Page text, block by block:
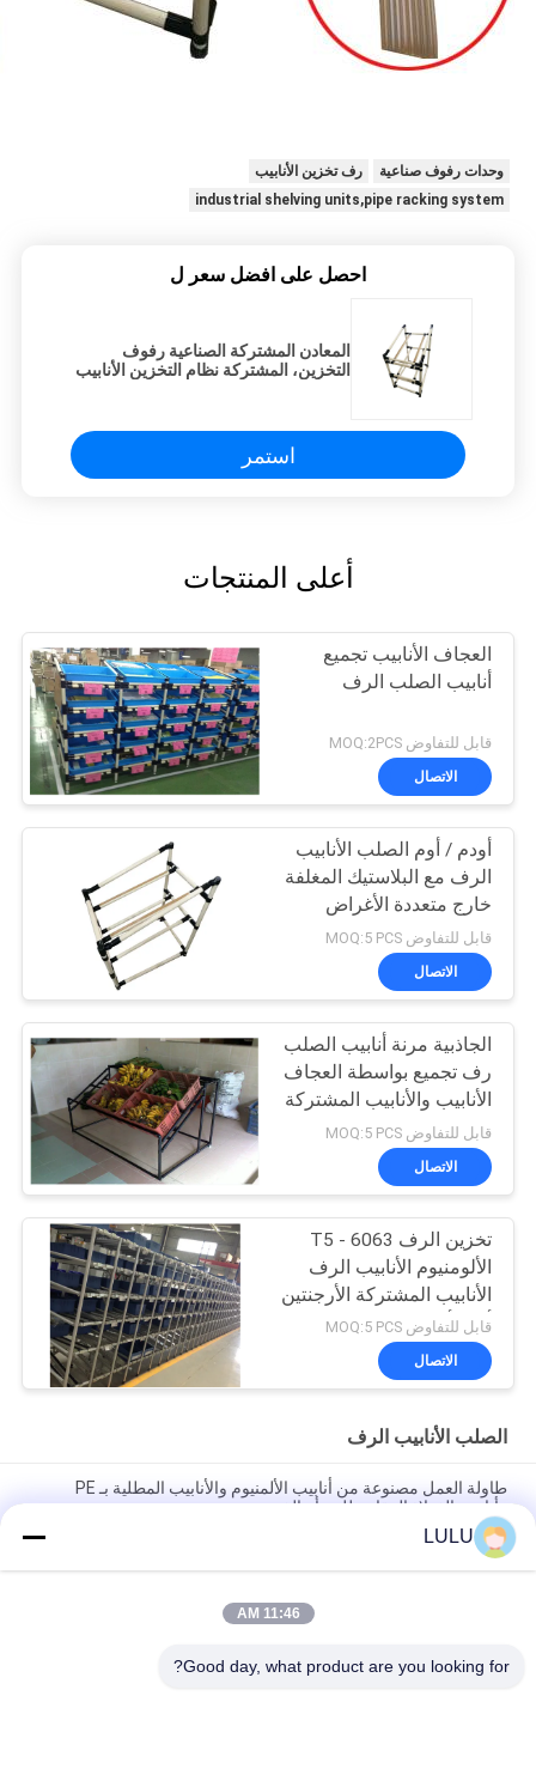
وحدات رفوف صناعية
رف تخزين الأنابيب
industrial shelving units,pipe racking system
احصل على افضل سعر ل
المعادن المشتركة الصناعية رفوف
التخزين، المشتركة نظام التخزين الأنابيب
استمر
أعلى المنتجات
العجاف الأنابيب تجميع
أنابيب الصلب الرف
قابل للتفاوض MOQ:2PCS
الاتصال
أودم / أوم الصلب الأنابيب
الرف مع البلاستيك المغلفة
خارج متعددة الأغراض
قابل للتفاوض MOQ:5 PCS
الاتصال
الجاذبية مرنة أنابيب الصلب
رف تجميع بواسطة العجاف
الأنابيب والأنابيب المشتركة
قابل للتفاوض MOQ:5 PCS
الاتصال
تخزين الرف 6063 - T5
الألومنيوم الأنابيب الرف
الأنابيب المشتركة الأرجنتين
أودم أوم
قابل للتفاوض MOQ:5 PCS
الاتصال
الصلب الأنابيب الرف
طاولة العمل مصنوعة من أنابيب الألمنيوم والأنابيب المطلية بـ PE
وأنابيب الفولاذ المقاوم للصدأ ، إلخ.
رفوف التخزين الصناعية المشتركة المعدنية ، نظام أرفف أنابيب التخزين
المشترك
رف تخزين فولاذي قابل لإعادة التدوير ، رف ملابس ، وصلات مواسير
LULU
11:46 AM
Good day, what product are you looking for?